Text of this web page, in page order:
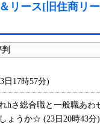
リース[旧住商リ
17時57分)
hさ総合職と一般職あわ
ょうか☆ (23日20時43分)